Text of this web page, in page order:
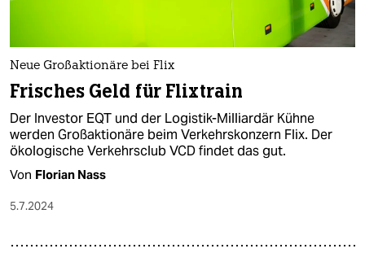
Neue Großaktionäre bei Flix
Frisches Geld für Flixtrain
Der Investor EQT und der Logistik-Milliardär Kühne
werden Großaktionäre beim Verkehrskonzern Flix. Der
ökologische Verkehrsclub VCD findet das gut.
Von Florian Nass
5.7.2024